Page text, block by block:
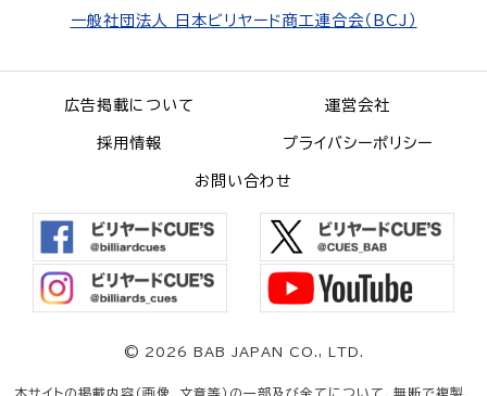
一般社団法人 日本ビリヤード商工連合会（BCJ）
広告掲載について 運営会社
採用情報 プライバシーポリシー
お問い合わせ
© 2026 BAB JAPAN CO., LTD.
本サイトの掲載内容（画像、文章等）の一部及び全てについて、無断で複製、